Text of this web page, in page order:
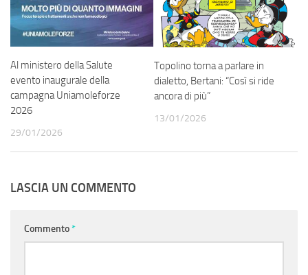
Al ministero della Salute
evento inaugurale della
campagna Uniamoleforze
2026
29/01/2026
Topolino torna a parlare in
dialetto, Bertani: “Così si ride
ancora di più”
13/01/2026
LASCIA UN COMMENTO
Commento*